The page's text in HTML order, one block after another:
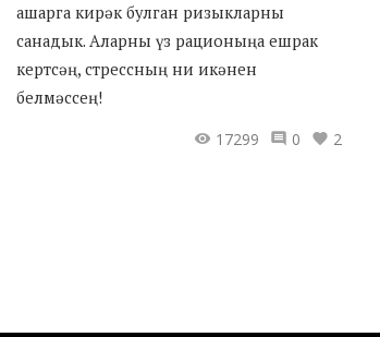
ашарга кирәк булган ризыкларны
санадык. Аларны үз рационыңа ешрак
кертсәң, стрессның ни икәнен
белмәссең!
17299
0 2